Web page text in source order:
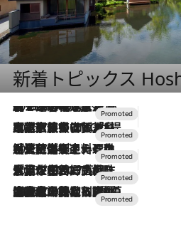
新着トピックス
2026.8.7
【トンボの足水浴】ヒノキの香りに包まれて涼感マックス！約13℃の湧水かけ流しを避暑地「星野温泉 トンボの湯」で体験
2026.7.31
【ホテル帰省】という選択肢をOMOが提案。家族とほどよい距離を保つには「昼は実家、夜は気兼ねなくホテルで！」
2026.7.24
【夏限定ディナーコース】旬を迎える稚鮎や花ズッキーニなどをイタリア・トスカーナの郷土料理の手法で満喫！
2026.7.17
「土佐和ハーブかき氷」がOMO7高知に登場！生姜、山椒、大葉など目にも舌にも涼を呼ぶ郷土の味
2026.7.10
NEW OPEN！【界 草津】名湯の地に誕生。趣の異なる2種の温泉と上州ならではの会席・蕎麦割烹など美食を味わう究極の癒やし旅